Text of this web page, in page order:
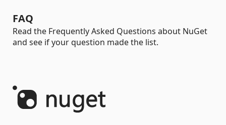
FAQ
Read the Frequently Asked Questions about NuGet
and see if your question made the list.